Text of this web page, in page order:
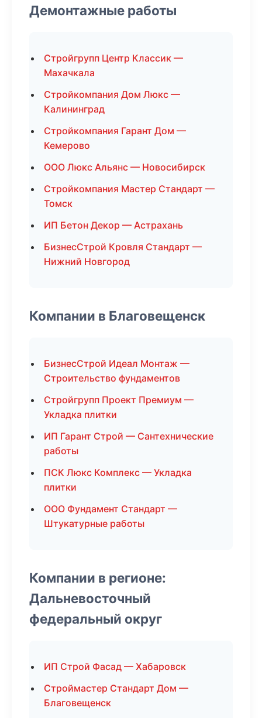
Демонтажные работы
Стройгрупп Центр Классик —
Махачкала
Стройкомпания Дом Люкс —
Калининград
Стройкомпания Гарант Дом —
Кемерово
ООО Люкс Альянс — Новосибирск
Стройкомпания Мастер Стандарт —
Томск
ИП Бетон Декор — Астрахань
БизнесСтрой Кровля Стандарт —
Нижний Новгород
Компании в Благовещенск
БизнесСтрой Идеал Монтаж —
Строительство фундаментов
Стройгрупп Проект Премиум —
Укладка плитки
ИП Гарант Строй — Сантехнические
работы
ПСК Люкс Комплекс — Укладка
плитки
ООО Фундамент Стандарт —
Штукатурные работы
Компании в регионе:
Дальневосточный
федеральный округ
ИП Строй Фасад — Хабаровск
Строймастер Стандарт Дом —
Благовещенск